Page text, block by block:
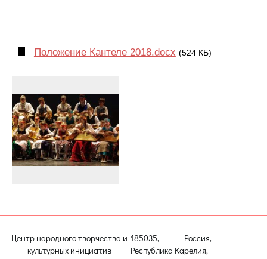
Положение Кантеле 2018.docx (524 КБ)
Центр народного творчества и
культурных инициатив
185035, Россия,
Республика Карелия,